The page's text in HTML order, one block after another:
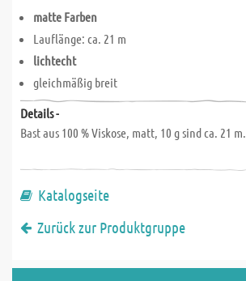
matte Farben
Lauflänge: ca. 21 m
lichtecht
gleichmäßig breit
Details -
Bast aus 100 % Viskose, matt, 10 g sind ca. 21 m.
Katalogseite
Zurück zur Produktgruppe